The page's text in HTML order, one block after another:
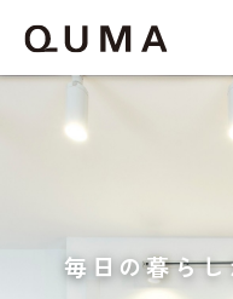
毎日の暮ら